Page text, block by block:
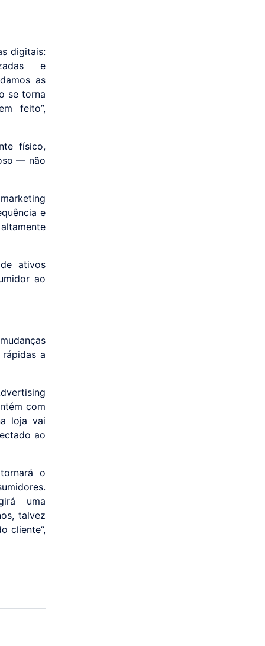
digitais:
e
as
se torna
feito”,
físico,
— não
e
ativos
ao
a
com
loja vai
ao
o
uma
talvez
cliente”,